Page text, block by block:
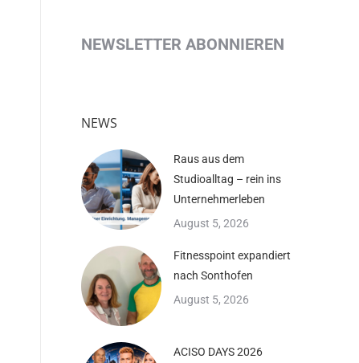
NEWSLETTER ABONNIEREN
NEWS
Raus aus dem
Studioalltag – rein ins
Unternehmerleben
August 5, 2026
Fitnesspoint expandiert
nach Sonthofen
August 5, 2026
ACISO DAYS 2026